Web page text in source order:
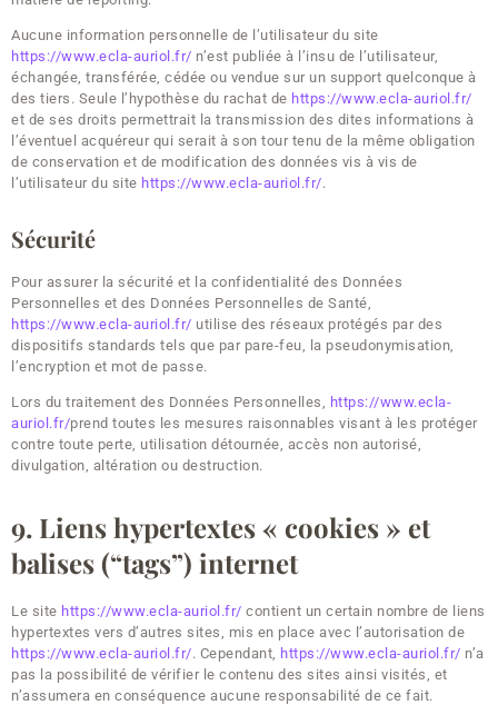
Aucune information personnelle de l’utilisateur du site
https://www.ecla-auriol.fr/ n’est publiée à l’insu de l’utilisateur,
échangée, transférée, cédée ou vendue sur un support quelconque à
des tiers. Seule l’hypothèse du rachat de https://www.ecla-auriol.fr/
et de ses droits permettrait la transmission des dites informations à
l’éventuel acquéreur qui serait à son tour tenu de la même obligation
de conservation et de modification des données vis à vis de
l’utilisateur du site https://www.ecla-auriol.fr/.
Sécurité
Pour assurer la sécurité et la confidentialité des Données
Personnelles et des Données Personnelles de Santé,
https://www.ecla-auriol.fr/ utilise des réseaux protégés par des
dispositifs standards tels que par pare-feu, la pseudonymisation,
l’encryption et mot de passe.
Lors du traitement des Données Personnelles, https://www.ecla-
auriol.fr/prend toutes les mesures raisonnables visant à les protéger
contre toute perte, utilisation détournée, accès non autorisé,
divulgation, altération ou destruction.
9. Liens hypertextes « cookies » et
balises (“tags”) internet
Le site https://www.ecla-auriol.fr/ contient un certain nombre de liens
hypertextes vers d’autres sites, mis en place avec l’autorisation de
https://www.ecla-auriol.fr/. Cependant, https://www.ecla-auriol.fr/ n’a
pas la possibilité de vérifier le contenu des sites ainsi visités, et
n’assumera en conséquence aucune responsabilité de ce fait.